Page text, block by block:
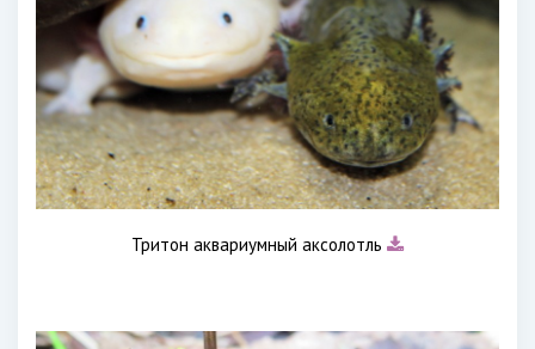
Тритон аквариумный аксолотль